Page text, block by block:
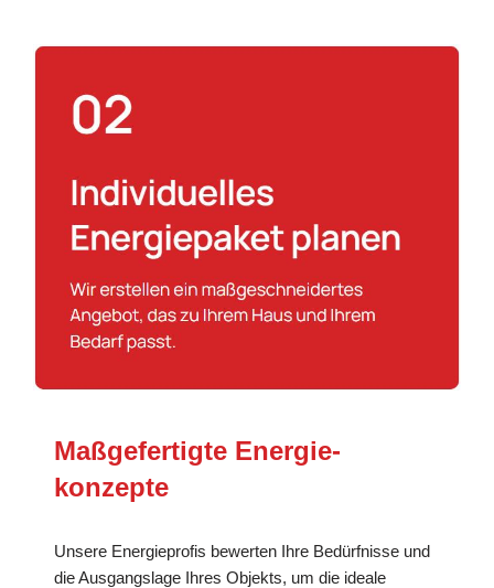
Maßgefertigte Energie­
konzepte
Unsere Energieprofis bewerten Ihre Bedürfnisse und
die Ausgangslage Ihres Objekts, um die ideale